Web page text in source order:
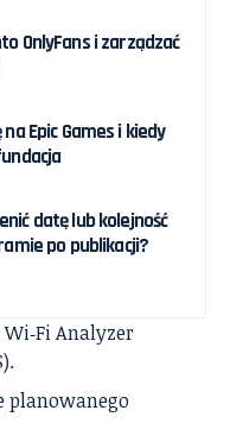
OnlyFans i zarządzać
Epic Games i kiedy
datę lub kolejność
po publikacji?
Analyzer
planowanego